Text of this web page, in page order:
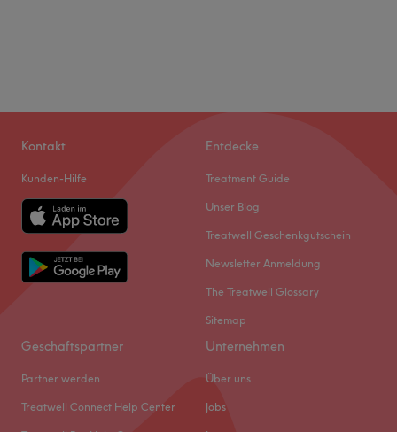
Kontakt
Kunden-Hilfe
Entdecke
Treatment Guide
Unser Blog
Treatwell Geschenkgutschein
Newsletter Anmeldung
The Treatwell Glossary
Sitemap
Geschäftspartner
Partner werden
Treatwell Connect Help Center
Unternehmen
Über uns
Jobs